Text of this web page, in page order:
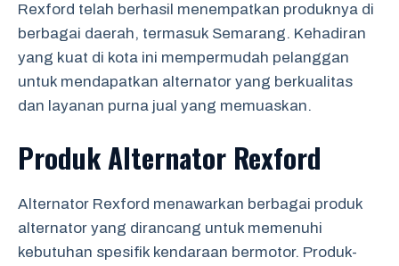
Rexford telah berhasil menempatkan produknya di
berbagai daerah, termasuk Semarang. Kehadiran
yang kuat di kota ini mempermudah pelanggan
untuk mendapatkan alternator yang berkualitas
dan layanan purna jual yang memuaskan.
Produk Alternator Rexford
Alternator Rexford menawarkan berbagai produk
alternator yang dirancang untuk memenuhi
kebutuhan spesifik kendaraan bermotor. Produk-